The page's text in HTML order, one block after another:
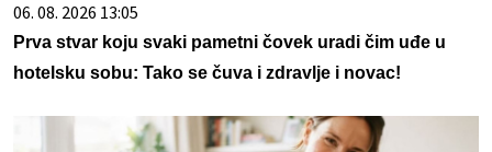
06. 08. 2026 13:05
Prva stvar koju svaki pametni čovek uradi čim uđe u
hotelsku sobu: Tako se čuva i zdravlje i novac!